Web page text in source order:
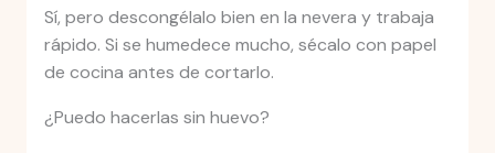
Sí, pero descongélalo bien en la nevera y trabaja
rápido. Si se humedece mucho, sécalo con papel
de cocina antes de cortarlo.
¿Puedo hacerlas sin huevo?